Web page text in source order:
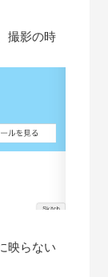
撮影の時
映らない